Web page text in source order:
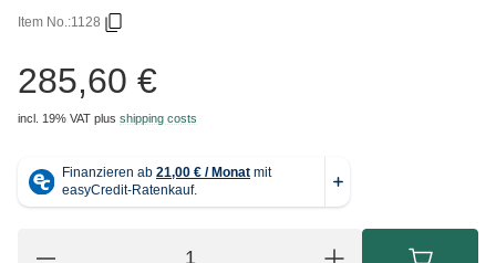
Item No.:1128
285,60 €
incl. 19% VAT plus shipping costs